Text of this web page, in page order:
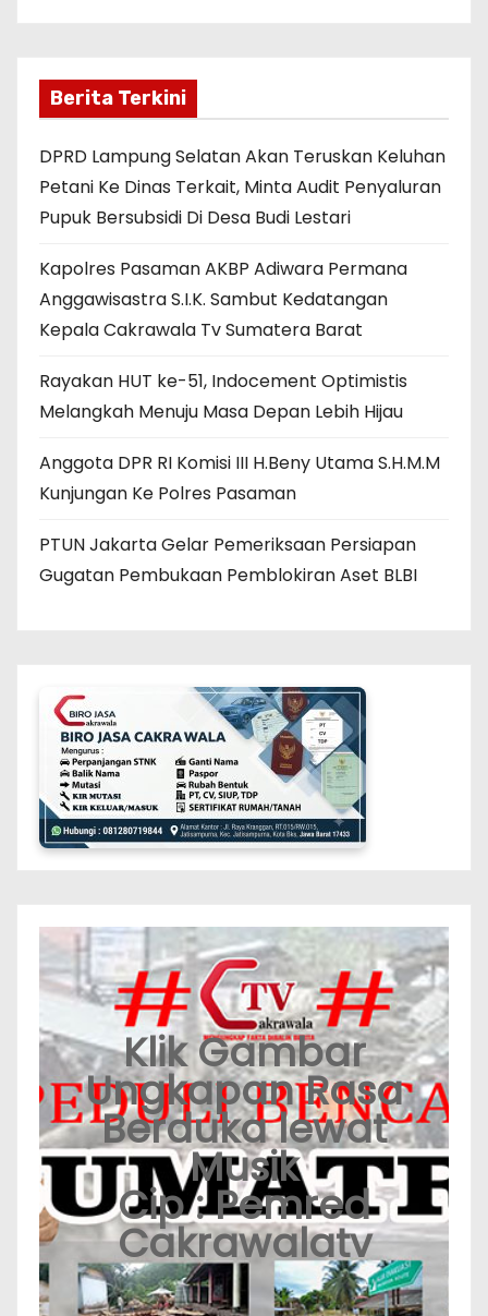
Berita Terkini
DPRD Lampung Selatan Akan Teruskan Keluhan
Petani Ke Dinas Terkait, Minta Audit Penyaluran
Pupuk Bersubsidi Di Desa Budi Lestari
Kapolres Pasaman AKBP Adiwara Permana
Anggawisastra S.I.K. Sambut Kedatangan
Kepala Cakrawala Tv Sumatera Barat
Rayakan HUT ke-51, Indocement Optimistis
Melangkah Menuju Masa Depan Lebih Hijau
Anggota DPR RI Komisi III H.Beny Utama S.H.M.M
Kunjungan Ke Polres Pasaman
PTUN Jakarta Gelar Pemeriksaan Persiapan
Gugatan Pembukaan Pemblokiran Aset BLBI
Klik Gambar
Ungkapan Rasa
Berduka lewat
Musik
Cip : Pemred
Cakrawalatv